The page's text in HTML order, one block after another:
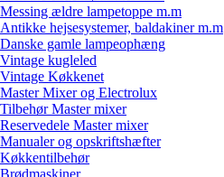
Messing ældre lampetoppe m.m
Antikke hejsesystemer, baldakiner m.m
Danske gamle lampeophæng
Vintage kugleled
Vintage Køkkenet
Master Mixer og Electrolux
Tilbehør Master mixer
Reservedele Master mixer
Manualer og opskriftshæfter
Køkkentilbehør
Brødmaskiner